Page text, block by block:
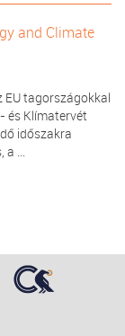
and Climate
EU tagországokkal
és Klímatervét
időszakra
a ...